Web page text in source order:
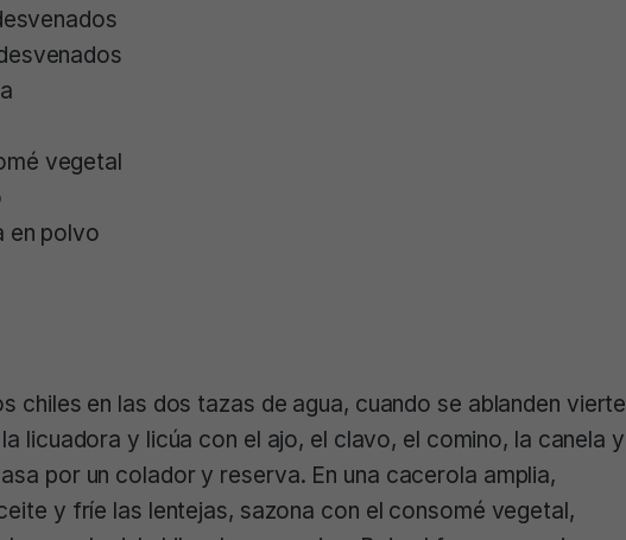
vegetal
en polvo
chiles en las dos tazas de agua, cuando se ablanden vierte
licuadora y licúa con el ajo, el clavo, el comino, la canela y
por un colador y reserva. En una cacerola amplia,
y fríe las lentejas, sazona con el consomé vegetal,